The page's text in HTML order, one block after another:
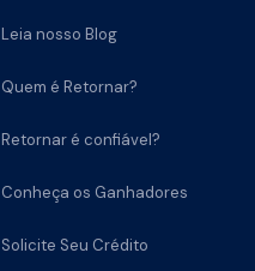
Leia nosso Blog
Quem é Retornar?
Retornar é confiável?
Conheça os Ganhadores
Solicite Seu Crédito